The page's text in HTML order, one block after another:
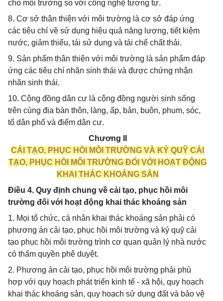
cho môi trường so với công nghệ tương tự.
8. Cơ sở thân thiện với môi trường là cơ sở đáp ứng
các tiêu chí về sử dụng hiệu quả năng lượng, tiết kiệm
nước, giảm thiểu, tái sử dụng và tái chế chất thải.
9. Sản phẩm thân thiện với môi trường là sản phẩm đáp
ứng các tiêu chí nhãn sinh thái và được chứng nhận
nhãn sinh thái.
10. Cộng đồng dân cư là cộng đồng người sinh sống
trên cùng địa bàn thôn, làng, ấp, bản, buôn, phum, sóc,
tổ dân phố và điểm dân cư.
Chương II
CẢI TẠO, PHỤC HỒI MÔI TRƯỜNG VÀ KÝ QUỸ CẢI
TẠO, PHỤC HỒI MÔI TRƯỜNG ĐỐI VỚI HOẠT ĐỘNG
KHAI THÁC KHOÁNG SẢN
Điều 4. Quy định chung về cải tạo, phục hồi môi
trường đối với hoạt động khai thác khoáng sản
1. Mọi tổ chức, cá nhân khai thác khoáng sản phải có
phương án cải tạo, phục hồi môi trường và ký quỹ cải
tạo phục hồi môi trường trình cơ quan quản lý nhà nước
có thẩm quyền phê duyệt.
2. Phương án cải tạo, phục hồi môi trường phải phù
hợp với quy hoạch phát triển kinh tế - xã hội, quy hoạch
khai thác khoáng sản, quy hoạch sử dụng đất và bảo vệ